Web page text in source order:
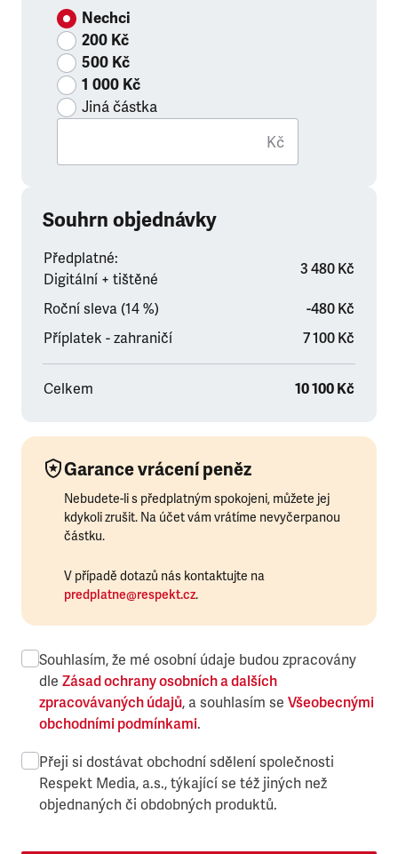
Nechci
200 Kč
500 Kč
1 000 Kč
Jiná částka
Kč
Souhrn objednávky
Předplatné:
Digitální + tištěné
3 480 Kč
Roční sleva (14 %)
-480 Kč
Příplatek - zahraničí
7 100 Kč
Celkem 10 100 Kč
Garance vrácení peněz
Nebudete-li s předplatným spokojeni, můžete jej
kdykoli zrušit. Na účet vám vrátíme nevyčerpanou
částku.
V případě dotazů nás kontaktujte na
predplatne@respekt.cz.
Souhlasím, že mé osobní údaje budou zpracovány
dle Zásad ochrany osobních a dalších
zpracovávaných údajů, a souhlasím se Všeobecnými
obchodními podmínkami.
Přeji si dostávat obchodní sdělení společnosti
Respekt Media, a.s., týkající se též jiných než
objednaných či obdobných produktů.